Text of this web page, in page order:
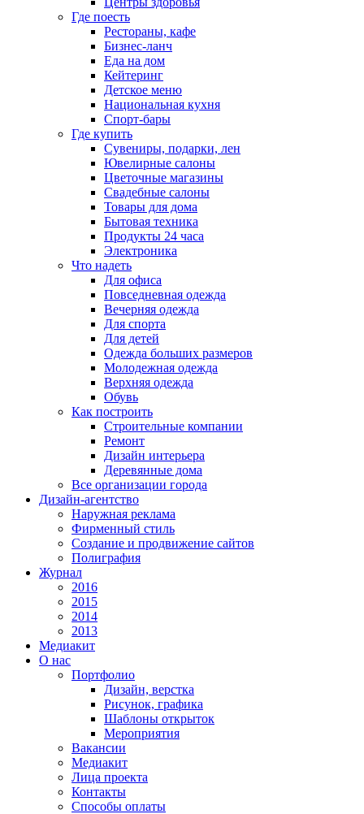
Где поесть
Рестораны, кафе
Бизнес-ланч
Еда на дом
Кейтеринг
Детское меню
Национальная кухня
Спорт-бары
Где купить
Сувениры, подарки, лен
Ювелирные салоны
Цветочные магазины
Свадебные салоны
Товары для дома
Бытовая техника
Продукты 24 часа
Электроника
Что надеть
Для офиса
Повседневная одежда
Вечерняя одежда
Для спорта
Для детей
Одежда больших размеров
Молодежная одежда
Верхняя одежда
Обувь
Как построить
Строительные компании
Ремонт
Дизайн интерьера
Деревянные дома
Все организации города
Дизайн-агентство
Наружная реклама
Фирменный стиль
Создание и продвижение сайтов
Полиграфия
Журнал
2016
2015
2014
2013
Медиакит
О нас
Портфолио
Дизайн, верстка
Рисунок, графика
Шаблоны открыток
Мероприятия
Вакансии
Медиакит
Лица проекта
Контакты
Способы оплаты